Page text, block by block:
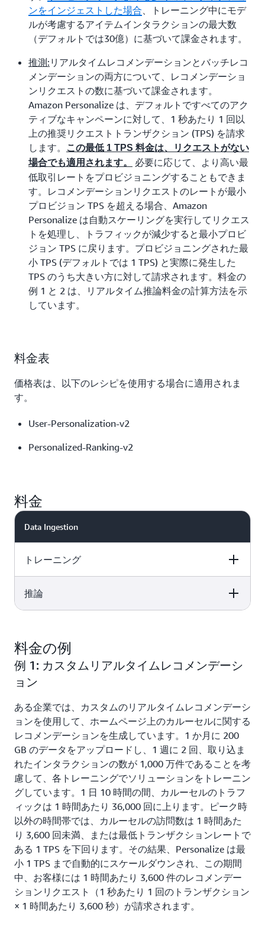
ンをインジェストした場合、トレーニング中にモデ
ルが考慮するアイテムインタラクションの最大数
（デフォルトでは30億）に基づいて課金されます。
推測: リアルタイムレコメンデーションとバッチレコ
メンデーションの両方について、レコメンデーショ
ンリクエストの数に基づいて課金されます。
Amazon Personalize は、デフォルトですべてのアク
ティブなキャンペーンに対して、1 秒あたり 1 回以
上の推奨リクエストトランザクション (TPS) を請求
します。
この最低 1 TPS 料金は、リクエストがない
場合でも適用されます。
必要に応じて、より高い最
低取引レートをプロビジョニングすることもできま
す。レコメンデーションリクエストのレートが最小
プロビジョン TPS を超える場合、Amazon
Personalize は自動スケーリングを実行してリクエス
トを処理し、トラフィックが減少すると最小プロビ
ジョン TPS に戻ります。プロビジョニングされた最
小 TPS (デフォルトでは 1 TPS) と実際に発生した
TPS のうち大きい方に対して請求されます。料金の
例 1 と 2 は、リアルタイム推論料金の計算方法を示
しています。
料金表
価格表は、以下のレシピを使用する場合に適用されま
す。
User-Personalization-v2
Personalized-Ranking-v2
料金
Data Ingestion
トレーニング
$0.05 per GB of data uploaded to Amazon Personalize
あたり0.002ドル
推論
リアルタイムレコメンデーションとバッチレコメンデーシ
ョンの両方で、レコメンデーションリクエスト 1,000 件
あたり 0.15 USD
料金の例
例 1: カスタムリアルタイムレコメンデーシ
ョン
ある企業では、カスタムのリアルタイムレコメンデーシ
ョンを使用して、ホームページ上のカルーセルに関する
レコメンデーションを生成しています。1 か月に 200
GB のデータをアップロードし、1 週に 2 回、取り込ま
れたインタラクションの数が 1,000 万件であることを考
慮して、各トレーニングでソリューションをトレーニン
グしています。1 日 10 時間の間、カルーセルのトラフ
ィックは 1 時間あたり 36,000 回に上ります。ピーク時
以外の時間帯では、カルーセルの訪問数は 1 時間あた
り 3,600 回未満、または最低トランザクションレートで
ある 1 TPS を下回ります。その結果、Personalize は最
小 1 TPS まで自動的にスケールダウンされ、この期間
中、お客様には 1 時間あたり 3,600 件のレコメンデー
ションリクエスト（1 秒あたり 1 回のトランザクション
× 1 時間あたり 3,600 秒）が請求されます。